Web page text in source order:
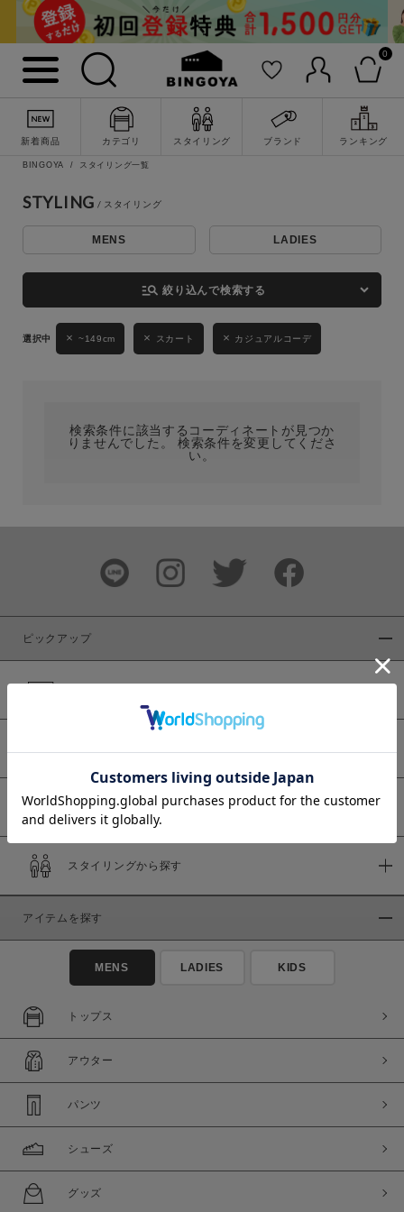
0
新着商品 カテゴリ スタイリング ブランド ランキング
詳細検索
価格
～
商品タイプ
通常商品 予約商品
在庫
在庫あり 在庫なし含む
BINGOYA スタイリング一覧
STYLING
MENS LADIES
manage_search 絞り込んで検索する
~149cm スカート カジュアルコーデ
検索条件に該当するコーディネートが見つか
りませんでした。 検索条件を変更してくださ
い。
ピックアップ
予約商品
スタイリングから探す
アイテムを探す
MENS LADIES KIDS
トップス
アウター
パンツ
シューズ
グッズ